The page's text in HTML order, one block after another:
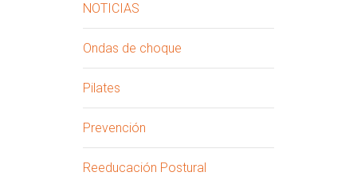
NOTICIAS
Ondas de choque
Pilates
Prevención
Reeducación Postural